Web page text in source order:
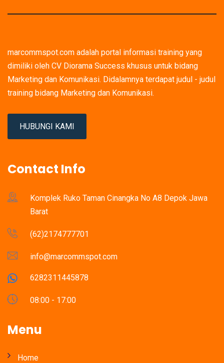
marcommspot.com adalah portal informasi training yang
dimiliki oleh CV Diorama Success khusus untuk bidang
Marketing dan Komunikasi. Didalamnya terdapat judul - judul
training bidang Marketing dan Komunikasi.
HUBUNGI KAMI
Contact Info
Komplek Ruko Taman Cinangka No A8 Depok Jawa
Barat
(62)2174777701
info@marcommspot.com
6282311445878
08:00 - 17:00
Menu
Home